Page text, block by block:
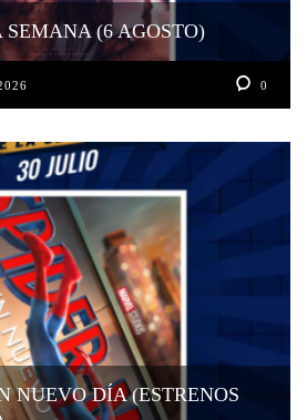
SEMANA (6 AGOSTO)
0
NUEVO DÍA (ESTRENOS